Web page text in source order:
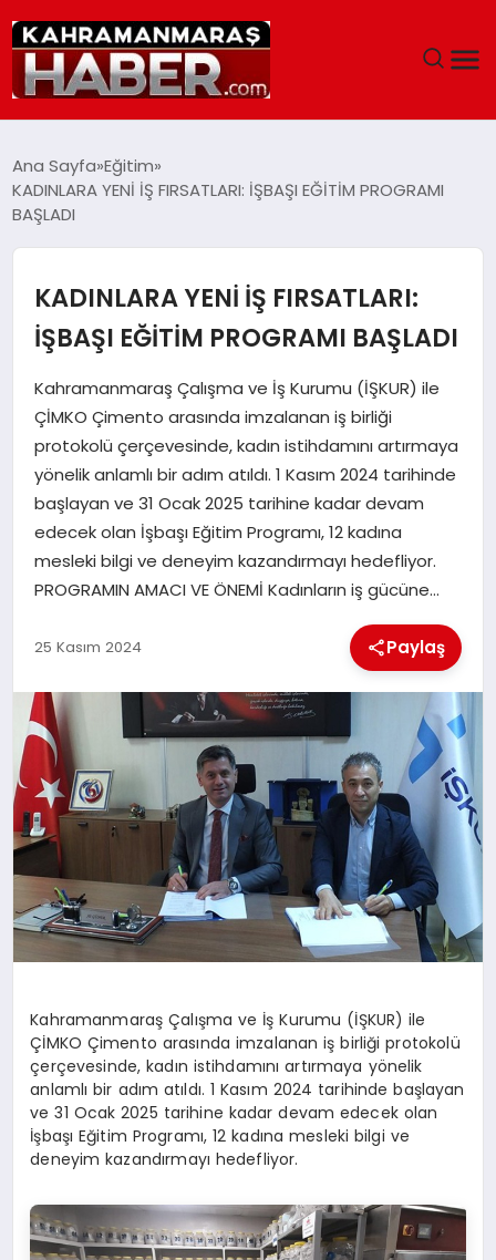
SIYASET
EKONOMI
SAĞLIK
GENEL
SPOR
İLÇE HABERLERI
YAZARLAR
KÜNYE
Ana Sayfa Eğitim
KADINLARA YENİ İŞ FIRSATLARI: İŞBAŞI EĞİTİM PROGRAMI
BAŞLADI
KADINLARA YENİ İŞ FIRSATLARI:
İŞBAŞI EĞİTİM PROGRAMI BAŞLADI
Kahramanmaraş Çalışma ve İş Kurumu (İŞKUR) ile
ÇİMKO Çimento arasında imzalanan iş birliği
protokolü çerçevesinde, kadın istihdamını artırmaya
yönelik anlamlı bir adım atıldı. 1 Kasım 2024 tarihinde
başlayan ve 31 Ocak 2025 tarihine kadar devam
edecek olan İşbaşı Eğitim Programı, 12 kadına
mesleki bilgi ve deneyim kazandırmayı hedefliyor.
PROGRAMIN AMACI VE ÖNEMİ Kadınların iş gücüne…
25 Kasım 2024 Paylaş
Kahramanmaraş Çalışma ve İş Kurumu (İŞKUR) ile
ÇİMKO Çimento arasında imzalanan iş birliği protokolü
çerçevesinde, kadın istihdamını artırmaya yönelik
anlamlı bir adım atıldı. 1 Kasım 2024 tarihinde başlayan
ve 31 Ocak 2025 tarihine kadar devam edecek olan
İşbaşı Eğitim Programı, 12 kadına mesleki bilgi ve
deneyim kazandırmayı hedefliyor.